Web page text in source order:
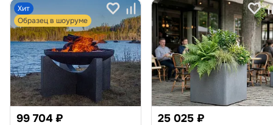
Хит
Образец в шоуруме
99 704 ₽ 25 025 ₽